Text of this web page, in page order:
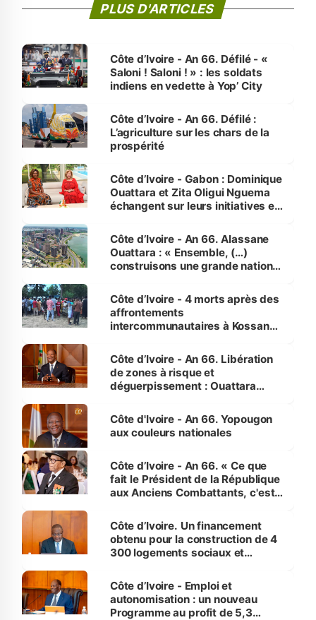
PLUS D'ARTICLES
Côte d’Ivoire - An 66. Défilé - «
Saloni ! Saloni ! » : les soldats
indiens en vedette à Yop’ City
Côte d’Ivoire - An 66. Défilé :
L’agriculture sur les chars de la
prospérité
Côte d’Ivoire - Gabon : Dominique
Ouattara et Zita Oligui Nguema
échangent sur leurs initiatives en
enfants
Côte d’Ivoire - An 66. Alassane
Ouattara : « Ensemble, (…)
construisons une grande nation
générations futures »
Côte d’Ivoire - 4 morts après des
affrontements
intercommunautaires à Kossandji
milieu des sinistrés
Côte d’Ivoire - An 66. Libération
de zones à risque et
déguerpissement : Ouattara
l'Etat de droit pour préserver les
vies humaines »
Côte d'Ivoire - An 66. Yopougon
aux couleurs nationales
Côte d’Ivoire - An 66. « Ce que
fait le Président de la République
aux Anciens Combattants, c'est
Côte d’Ivoire. Un financement
obtenu pour la construction de 4
300 logements sociaux et
et Yamoussoukro
Côte d’Ivoire - Emploi et
autonomisation : un nouveau
Programme au profit de 5,3